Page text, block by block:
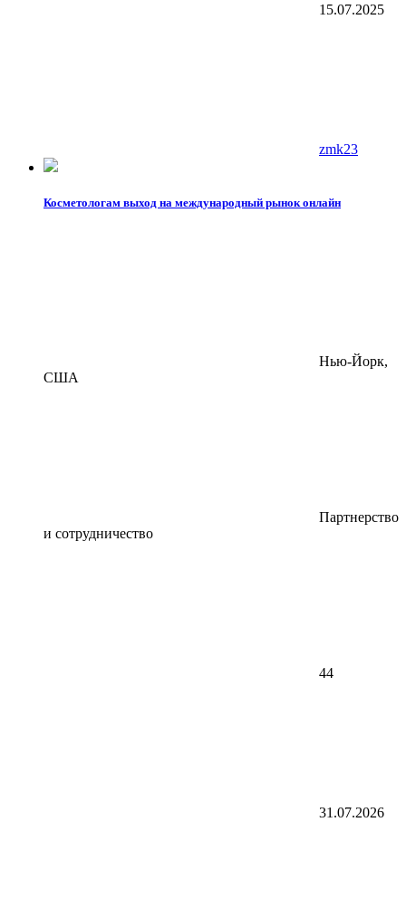
15.07.2025
zmk23
Косметологам выход на международный рынок онлайн
Нью-Йорк,
США
Партнерство
и сотрудничество
44
31.07.2026